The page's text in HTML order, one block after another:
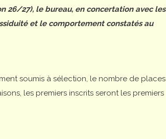
26/27), le bureau, en concertation avec les
et le comportement constatés au
soumis à sélection, le nombre de places
les premiers inscrits seront les premiers